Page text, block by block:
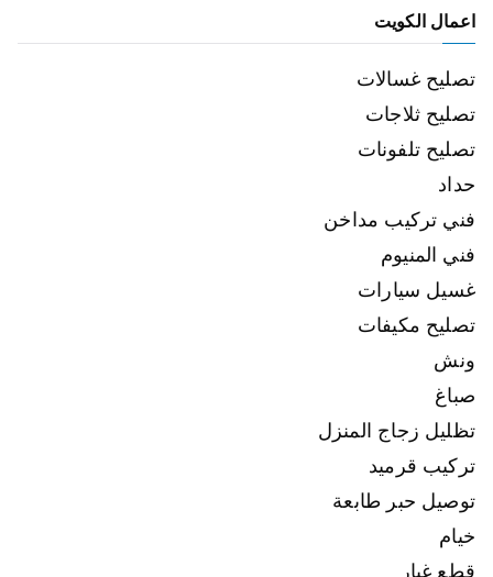
اعمال الكويت
تصليح غسالات
تصليح ثلاجات
تصليح تلفونات
حداد
فني تركيب مداخن
فني المنيوم
غسيل سيارات
تصليح مكيفات
ونش
صباغ
تظليل زجاج المنزل
تركيب قرميد
توصيل حبر طابعة
خيام
قطع غيار